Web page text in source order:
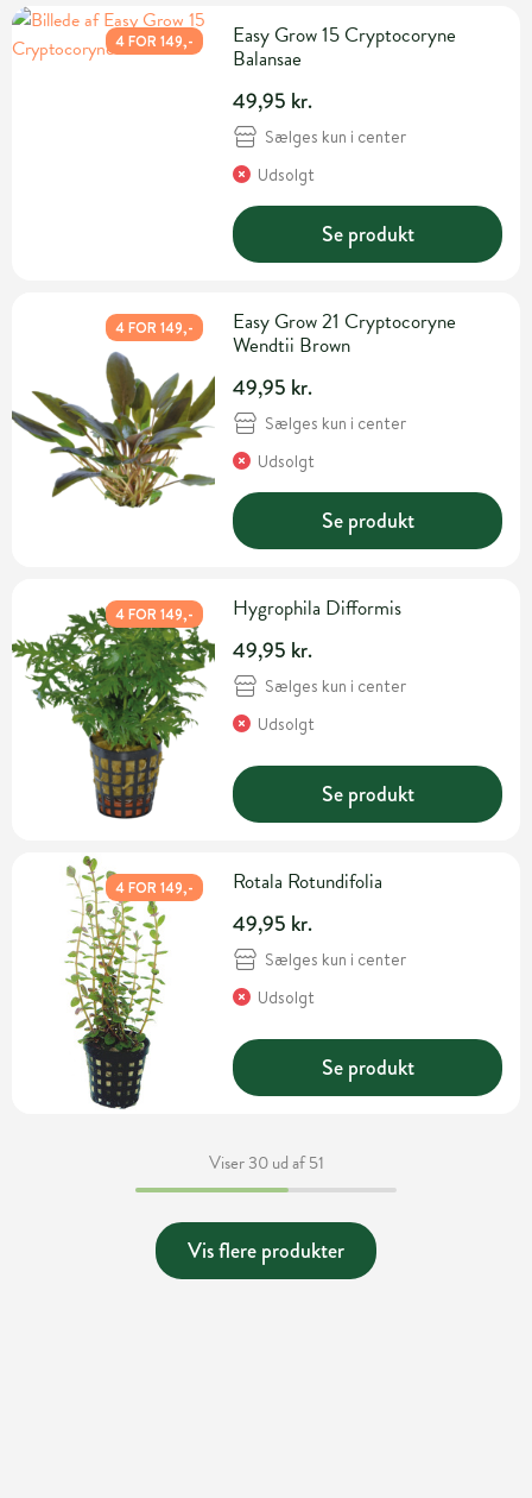
4 FOR 149,-
Easy Grow 15 Cryptocoryne
Balansae
49,95 kr.
Sælges kun i center
Udsolgt
Se produkt
4 FOR 149,-
Easy Grow 21 Cryptocoryne
Wendtii Brown
49,95 kr.
Sælges kun i center
Udsolgt
Se produkt
4 FOR 149,- Hygrophila Difformis
49,95 kr.
Sælges kun i center
Udsolgt
Se produkt
4 FOR 149,- Rotala Rotundifolia
49,95 kr.
Sælges kun i center
Udsolgt
Se produkt
Viser 30 ud af 51
Vis flere produkter